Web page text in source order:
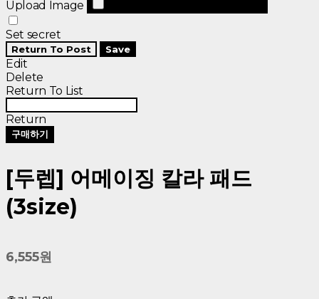
Upload Image
Set secret
Return To Post Save
Edit
Delete
Return To List
Return
구매하기
[두렙] 어메이징 칼라 패드
(3size)
6,555원